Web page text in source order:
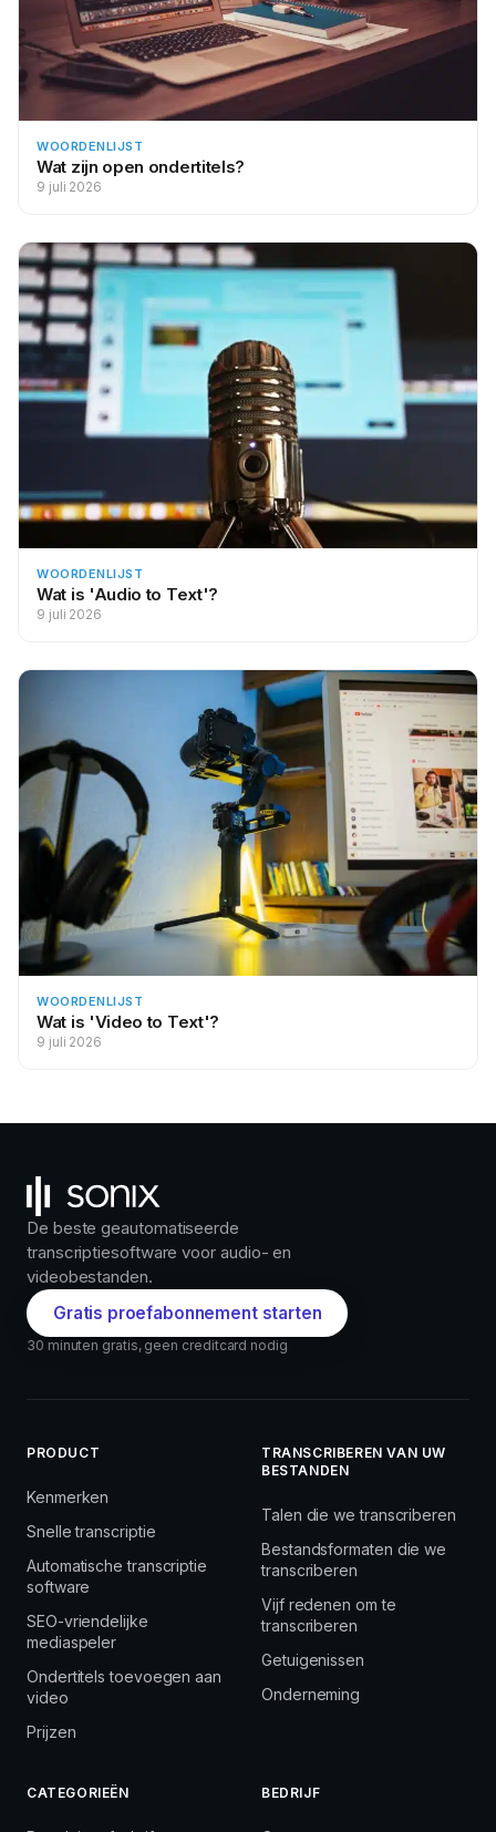
WOORDENLIJST
Wat zijn open ondertitels?
9 juli 2026
WOORDENLIJST
Wat is 'Audio to Text'?
9 juli 2026
WOORDENLIJST
Wat is 'Video to Text'?
9 juli 2026
De beste geautomatiseerde
transcriptiesoftware voor audio- en
videobestanden.
Gratis proefabonnement starten
30 minuten gratis, geen creditcard nodig
PRODUCT
Kenmerken
Snelle transcriptie
Automatische transcriptie
software
SEO-vriendelijke
mediaspeler
Ondertitels toevoegen aan
video
Prijzen
TRANSCRIBEREN VAN UW
BESTANDEN
Talen die we transcriberen
Bestandsformaten die we
transcriberen
Vijf redenen om te
transcriberen
Getuigenissen
Onderneming
CATEGORIEËN BEDRIJF